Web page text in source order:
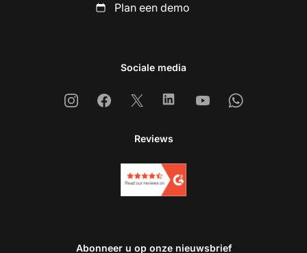
Plan een demo
Sociale media
InstagramFacebook
X LinkedinYoutubeWhatsapp
Reviews
Abonneer u op onze nieuwsbrief